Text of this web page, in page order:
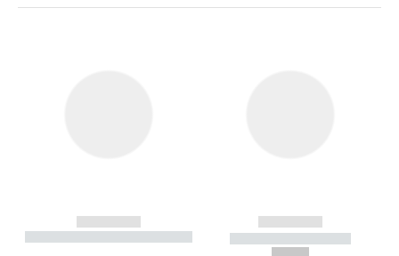
------------
----------- ----------- --------
------------
----------- -----------